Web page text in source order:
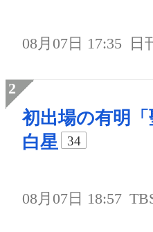
08月07日 17:35 日
初出場の有明「
白星
34
08月07日 18:57